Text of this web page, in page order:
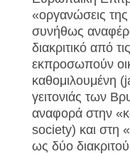
«οργανώσεις
συνήθως
διακριτικό από
εκπροσωπούν
καθομιλουμένη
γειτονιάς των
αναφορά στην
society) και στη
ως δύο